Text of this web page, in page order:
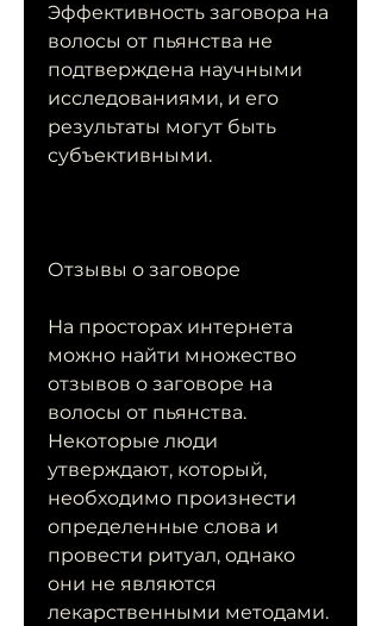
Эффективность заговора на
волосы от пьянства не
подтверждена научными
исследованиями, и его
результаты могут быть
субъективными.
Отзывы о заговоре
На просторах интернета
можно найти множество
отзывов о заговоре на
волосы от пьянства.
Некоторые люди
утверждают, который,
необходимо произнести
определенные слова и
провести ритуал, однако
они не являются
лекарственными методами.